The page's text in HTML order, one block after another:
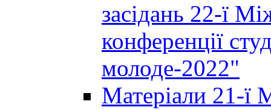
засідань 22-ї
конференції
молоде-2022"
Матеріали 21-ї